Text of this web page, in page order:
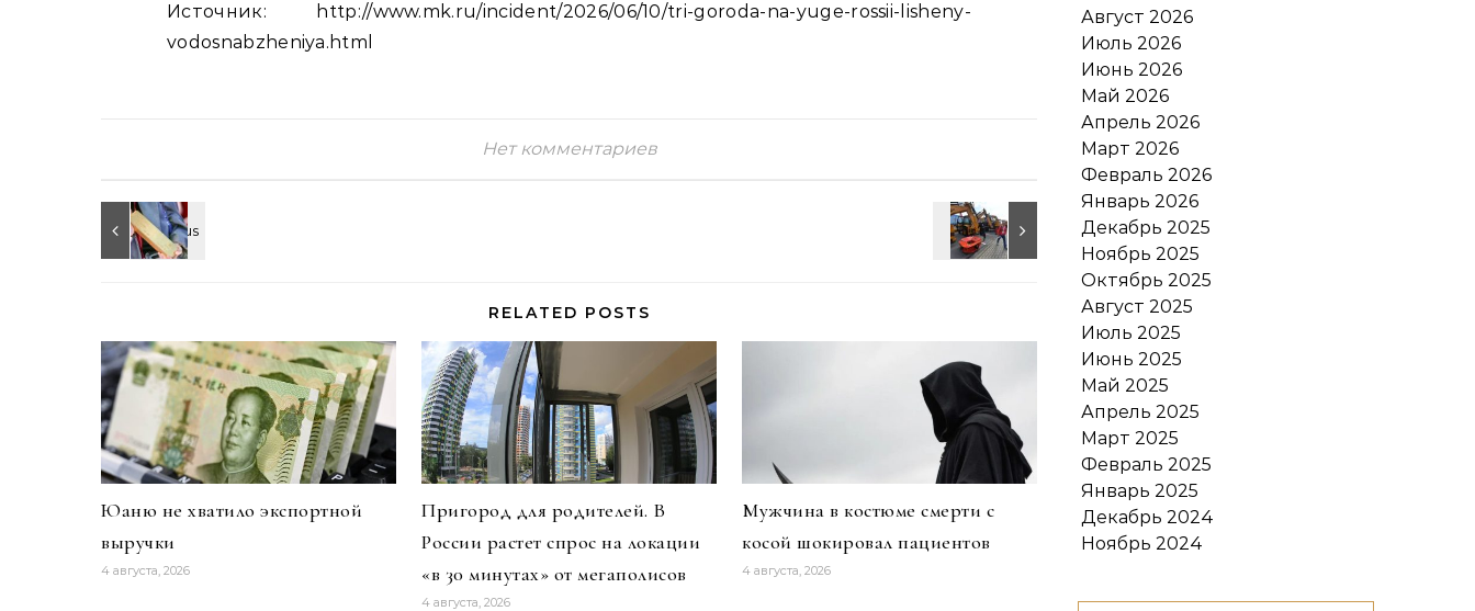
Источник: http://www.mk.ru/incident/2026/06/10/tri-goroda-na-yuge-rossii-lisheny-
vodosnabzheniya.html
Нет комментариев
RELATED POSTS
Юаню не хватило экспортной
выручки
4 августа, 2026
Пригород для родителей. В
России растет спрос на локации
«в 30 минутах» от мегаполисов
4 августа, 2026
Мужчина в костюме смерти с
косой шокировал пациентов
4 августа, 2026
Август 2026
Июль 2026
Июнь 2026
Май 2026
Апрель 2026
Март 2026
Февраль 2026
Январь 2026
Декабрь 2025
Ноябрь 2025
Октябрь 2025
Август 2025
Июль 2025
Июнь 2025
Май 2025
Апрель 2025
Март 2025
Февраль 2025
Январь 2025
Декабрь 2024
Ноябрь 2024